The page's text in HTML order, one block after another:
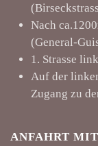
Nach
(General-
1. Strasse
Auf der
Zugang zu
ANFAHRT